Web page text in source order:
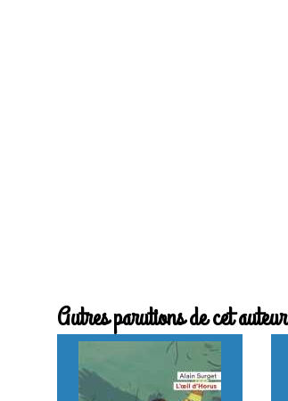
Autres parutions de cet auteur